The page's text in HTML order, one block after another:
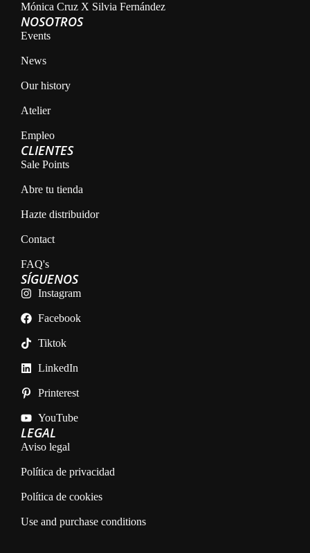
Mónica Cruz X Silvia Fernández
NOSOTROS
Events
News
Our history
Atelier
Empleo
CLIENTES
Sale Points
Abre tu tienda
Hazte distribuidor
Contact
FAQ's
LEGAL
Aviso legal
Política de privacidad
Política de cookies
Use and purchase conditions
SÍGUENOS
Instagram
Facebook
Tiktok
LinkedIn
Printerest
YouTube